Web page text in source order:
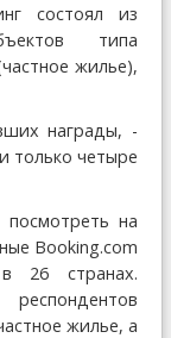
состоял из
типа
жилье),
награды, -
только четыре
посмотреть на
Booking.com
26 странах.
жилье, а